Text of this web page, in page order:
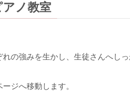
ノ教室
の強みを生かし、生徒さんへしっ
ジへ移動します。